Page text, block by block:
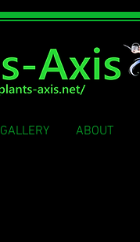
GALLERY ABOUT